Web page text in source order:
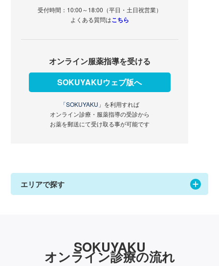
受付時間：10:00～18:00（平日・土日祝営業）
よくある質問はこちら
オンライン服薬指導を受ける
SOKUYAKUウェブ版へ
「SOKUYAKU」 を利用すれば
オンライン診療・服薬指導の受診から
お薬を郵送にて受け取る事が可能です
エリアで探す
SOKUYAKU
オンライン診療の流れ